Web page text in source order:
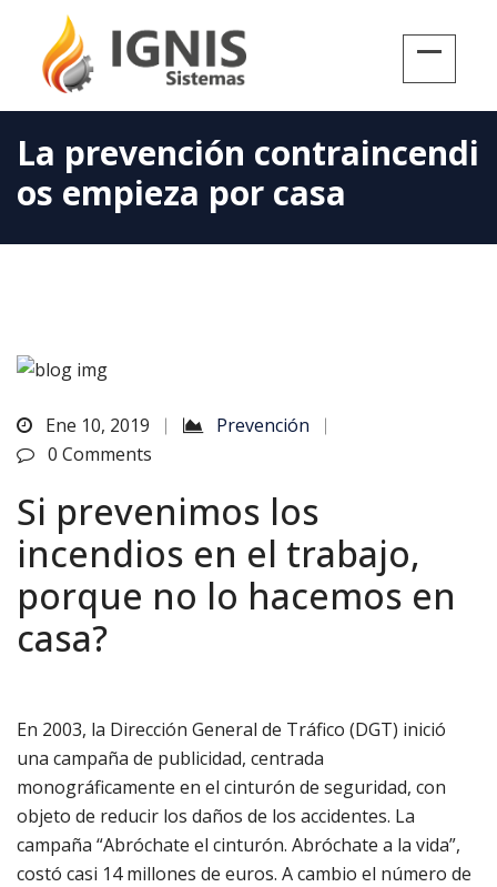
La prevención contraincendi
os empieza por casa
Ene 10, 2019
Prevención
0 Comments
Si prevenimos los
incendios en el trabajo,
porque no lo hacemos en
casa?
En 2003, la Dirección General de Tráfico (DGT) inició
una campaña de publicidad, centrada
monográficamente en el cinturón de seguridad, con
objeto de reducir los daños de los accidentes. La
campaña “Abróchate el cinturón. Abróchate a la vida”,
costó casi 14 millones de euros. A cambio el número de